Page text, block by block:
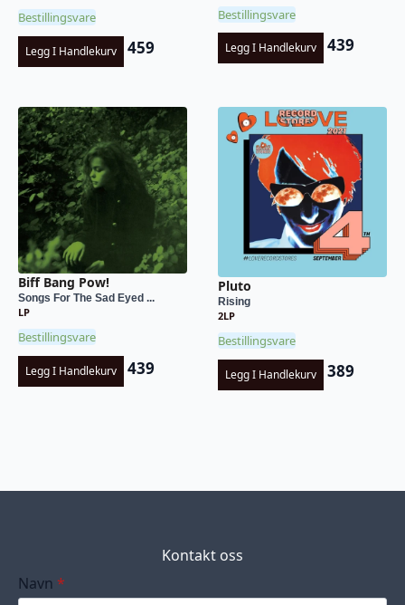
Bestillingsvare
Legg I Handlekurv 459
Bestillingsvare
Legg I Handlekurv 439
Biff Bang Pow!
Songs For The Sad Eyed ...
LP
Bestillingsvare
Legg I Handlekurv 439
Pluto
Rising
2LP
Bestillingsvare
Legg I Handlekurv 389
Kontakt oss
Navn *